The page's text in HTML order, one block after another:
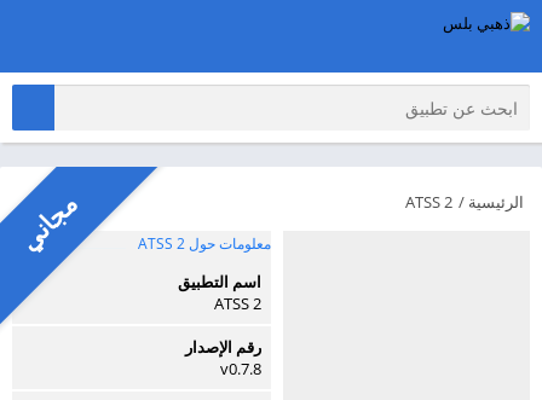
الرئيسية /
ATSS 2
معلومات حول ATSS 2
اسم التطبيق
ATSS 2
رقم الإصدار
v0.7.8
مجاني